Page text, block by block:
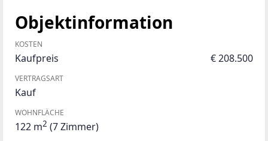
Objektinformation
KOSTEN
Kaufpreis € 208.500
VERTRAGSART
Kauf
WOHNFLÄCHE
122 m2 (7 Zimmer)